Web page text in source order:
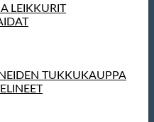
LEIKKURIT
TUKKUKAUPPA